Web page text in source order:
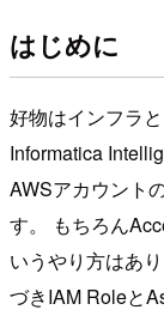
はじめに
好物はインフラ
Informatica
AWSアカウント
す。 もちろん
いうやり方はあ
づきIAM Roleと